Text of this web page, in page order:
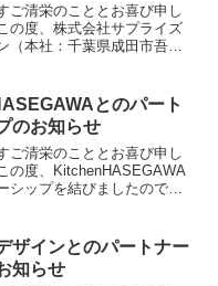
ご清栄のこととお喜び申し
の度、株式会社サプライズ
（本社：千葉県成田市吾妻
当社は、Webマーケティン
してお...
とのパート
のお知らせ
ご清栄のこととお喜び申し
の度、KitchenHASEGAWA
シップを結びましたので、
の分野に注力しています。
ザインとのパートナー
知らせ